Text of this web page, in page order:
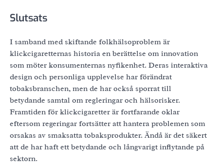
Slutsats
I samband med skiftande folkhälsoproblem är
klickcigaretternas historia en berättelse om innovation
som möter konsumenternas nyfikenhet. Deras interaktiva
design och personliga upplevelse har förändrat
tobaksbranschen, men de har också sporrat till
betydande samtal om regleringar och hälsorisker.
Framtiden för klickcigaretter är fortfarande oklar
eftersom regeringar fortsätter att hantera problemen som
orsakas av smaksatta tobaksprodukter. Ändå är det säkert
att de har haft ett betydande och långvarigt inflytande på
sektorn.